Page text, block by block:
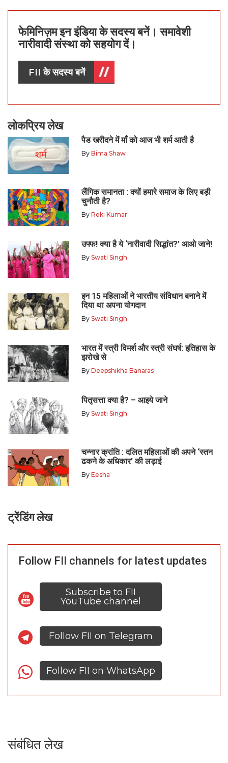
फेमिनिज़म इन इंडिया के सदस्य बनें। समावेशी
नारीवादी संस्था को सहयोग दें।
FII के सदस्य बनें
लोकप्रिय लेख
पैड खरीदने में माँ को आज भी शर्म आती है
By Bima Shaw
लैंगिक समानता : क्यों हमारे समाज के लिए बड़ी
चुनौती है?
By Roki Kumar
उफ्फ! क्या है ये ‘नारीवादी सिद्धांत?’ आओ जाने!
By Swati Singh
इन 15 महिलाओं ने भारतीय संविधान बनाने में
दिया था अपना योगदान
By Swati Singh
भारत में स्त्री विमर्श और स्त्री संघर्ष: इतिहास के
झरोखे से
By Deepshikha Banaras
पितृसत्ता क्या है? – आइये जाने
By Swati Singh
चन्नार क्रांति : दलित महिलाओं की अपने ‘स्तन
ढकने के अधिकार’ की लड़ाई
By Eesha
ट्रेंडिंग लेख
Follow FII channels for latest updates
Subscribe to FII
YouTube channel
Follow FII on Telegram
Follow FII on WhatsApp
संबंधित लेख